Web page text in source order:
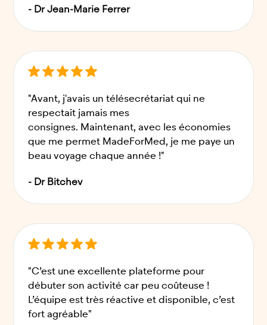
- Dr Jean-Marie Ferrer
"Avant, j'avais un télésecrétariat qui ne
respectait jamais mes
consignes. Maintenant, avec les économies
que me permet MadeForMed, je me paye un
beau voyage chaque année !"
- Dr Bitchev
"C’est une excellente plateforme pour
débuter son activité car peu coûteuse !
L’équipe est très réactive et disponible, c’est
fort agréable"